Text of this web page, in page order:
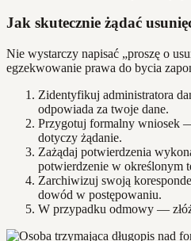
Jak skutecznie żądać
Nie wystarczy napisać „proszę o
egzekwowanie prawa do bycia
Zidentyfikuj administratora
odpowiada za twoje dane.
Przygotuj formalny wniosek
dotyczy żądanie.
Zażądaj potwierdzenia
potwierdzenie w określonym
Zarchiwizuj swoją
dowód w postępowaniu.
W przypadku odmowy —